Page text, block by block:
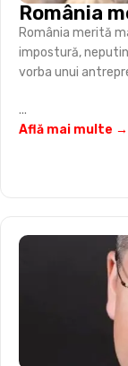
România
România merită
impostură,
vorba unui
...
Află mai multe →